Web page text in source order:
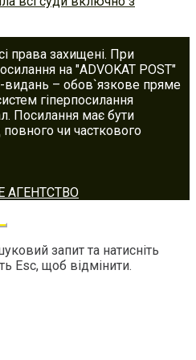
права захищені. При
на "ADVOKAT POST"
видань – обов`язкове пряме
гіперпосилання
Посилання має бути
чи часткового
АГЕНТСТВО
запит та натисніть
Esc, щоб відмінити.